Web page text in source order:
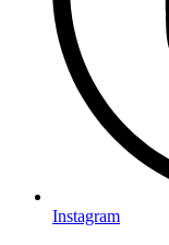
Instagram